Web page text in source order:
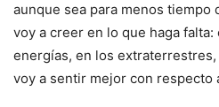
aunque sea para menos tiempo
voy a creer en lo que haga
energías, en los
voy a sentir mejor con